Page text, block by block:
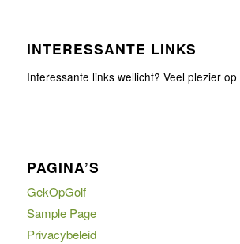
INTERESSANTE LINKS
Interessante links wellicht? Veel plezier
PAGINA’S
GekOpGolf
Sample Page
Privacybeleid